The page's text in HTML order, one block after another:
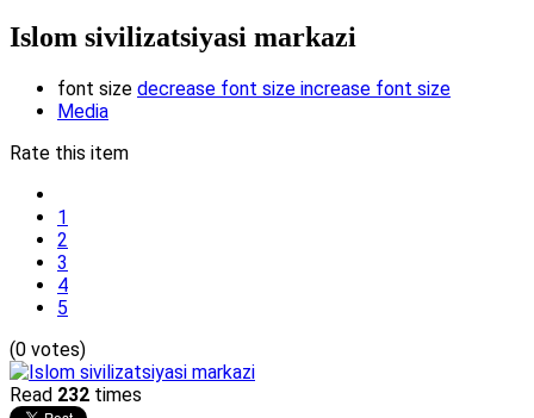
Islom sivilizatsiyasi markazi
font size decrease font size increase font size
Media
Rate this item
1
2
3
4
5
(0 votes)
Read 232 times